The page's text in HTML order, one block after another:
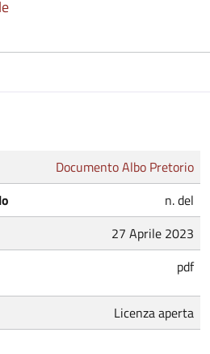
Documento Albo Pretorio
n. del
27 Aprile 2023
pdf
Licenza aperta